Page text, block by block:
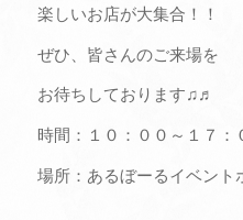
楽しいお店が大集合！！
ぜひ、皆さんのご来場を
お待ちしております♫♬
時間：１０：００～１７：
場所：あるぼーるイベント